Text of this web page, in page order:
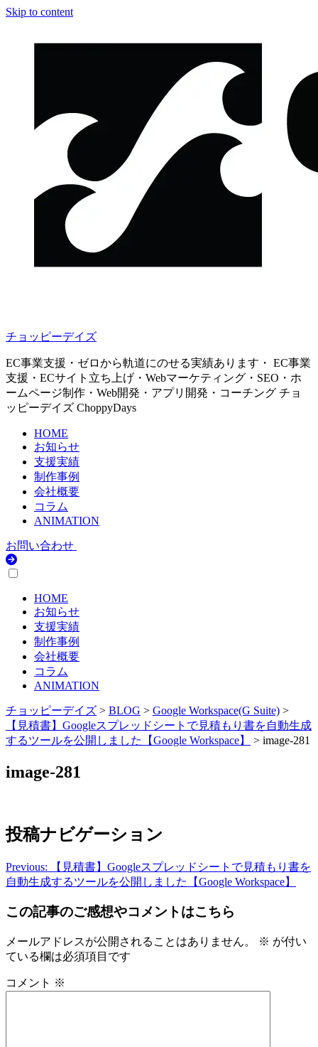
Skip to content
チョッピーデイズ
EC事業支援・ゼロから軌道にのせる実績あります・ EC事業
支援・ECサイト立ち上げ・Webマーケティング・SEO・ホ
ームページ制作・Web開発・アプリ開発・コーチング チョ
ッピーデイズ ChoppyDays
HOME
お知らせ
支援実績
制作事例
会社概要
コラム
ANIMATION
お問い合わせ
HOME
お知らせ
支援実績
制作事例
会社概要
コラム
ANIMATION
チョッピーデイズ > BLOG > Google Workspace(G Suite) >
【見積書】Googleスプレッドシートで見積もり書を自動生成
するツールを公開しました【Google Workspace】
> image-281
image-281
投稿ナビゲーション
Previous:
【見積書】Googleスプレッドシートで見積もり書を
自動生成するツールを公開しました【Google Workspace】
この記事のご感想やコメントはこちら
メールアドレスが公開されることはありません。 ※ が付い
ている欄は必須項目です
コメント ※